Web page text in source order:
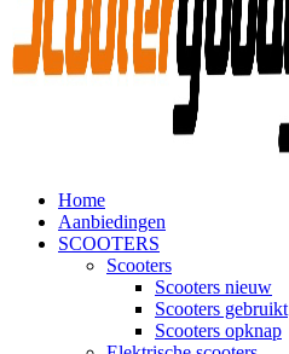
Home
Aanbiedingen
SCOOTERS
Scooters
Scooters nieuw
Scooters gebruikt
Scooters opknap